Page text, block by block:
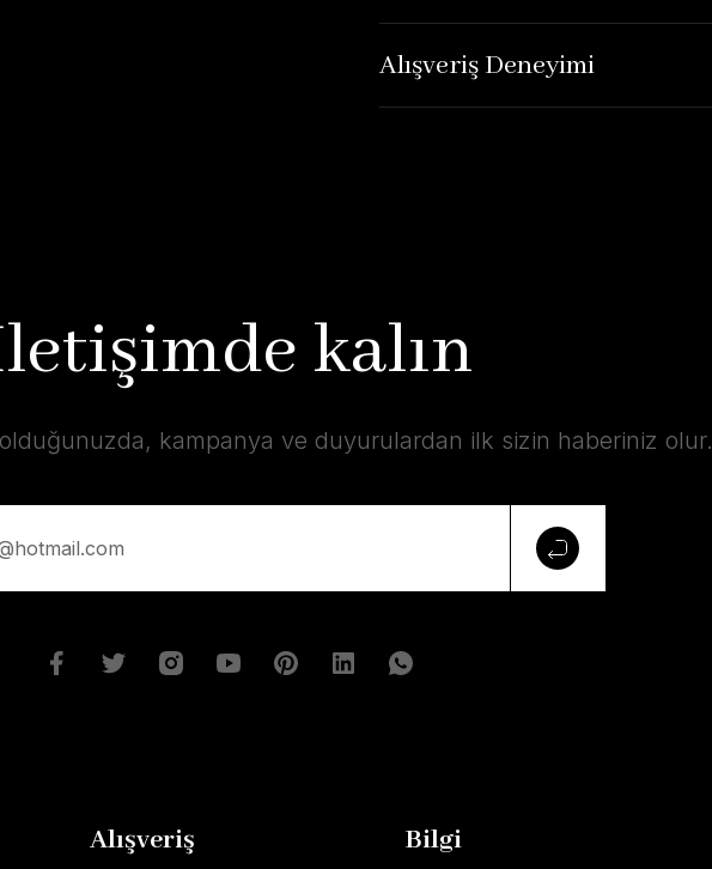
Alışveriş Deneyimi
kalın
kampanya ve duyurulardan ilk sizin haberiniz olur.
Alışveriş Bilgi